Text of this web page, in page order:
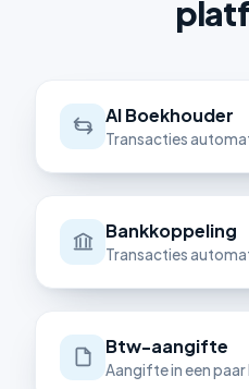
AI Boekhouder
Transacties
Bankkoppeling
Transacties
Btw-aangifte
Aangifte in een paar